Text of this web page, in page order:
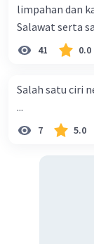
limpahan dan
Salawat serta
junjungan Nabi
menyiarkan
ke dalam umat-
Hadirin
sekali jiwa
41 0.0
Salah satu ciri
...
7 5.0